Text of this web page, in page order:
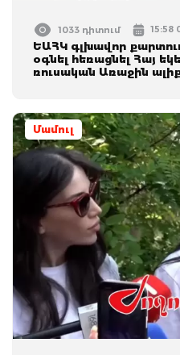
1033 դիտում 15:58
ԵԱՀԿ գլխավոր
օգնել հեռացնել Հայ
ռուսական Առաջին
Մամուլ